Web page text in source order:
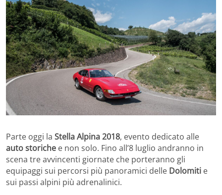
Parte oggi la Stella Alpina 2018, evento dedicato alle
auto storiche e non solo. Fino all’8 luglio andranno in
scena tre avvincenti giornate che porteranno gli
equipaggi sui percorsi più panoramici delle Dolomiti e
sui passi alpini più adrenalinici.